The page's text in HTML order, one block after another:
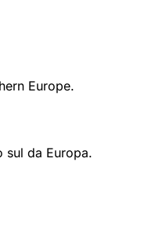
Europe.
sul da Europa.